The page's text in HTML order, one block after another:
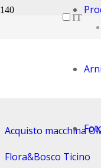
IT
Abbiamo ottenuto il
Acquisto macchina
Flora&Bosco Ticino